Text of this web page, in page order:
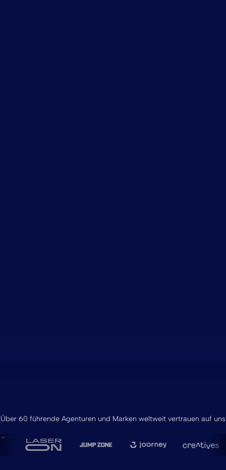
Über 60 führende Agenturen und Marken weltweit vertrauen auf uns